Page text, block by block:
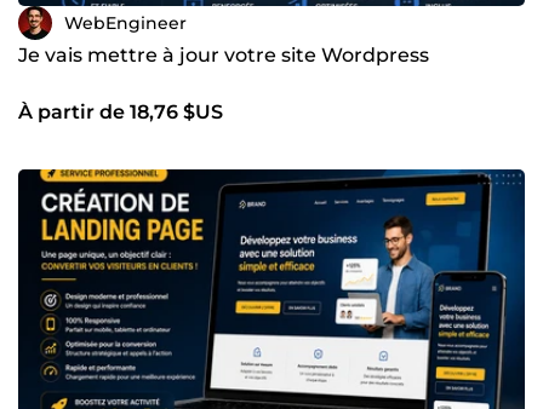
WebEngineer
Je vais mettre à jour votre site Wordpress
À partir de 18,76 $US